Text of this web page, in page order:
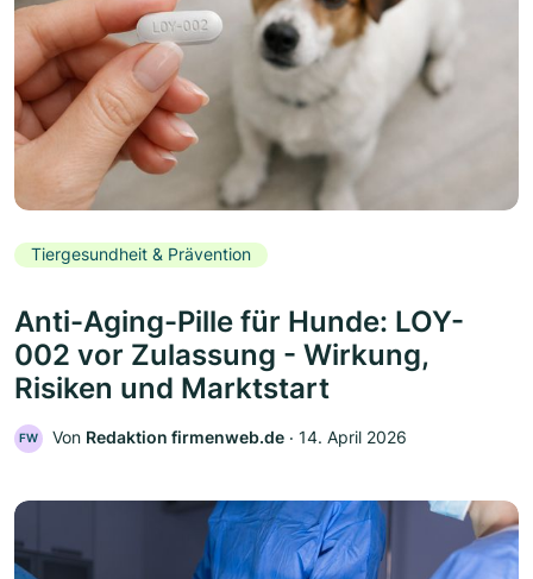
Tiergesundheit & Prävention
Anti-Aging-Pille für Hunde: LOY-
002 vor Zulassung - Wirkung,
Risiken und Marktstart
FW Von Redaktion firmenweb.de ‧ 14. April 2026